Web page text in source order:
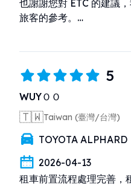
也謝謝您對 ETC 的建議
旅客的參考。
我們會持續努力提供更
5
WUYＯＯ
🇹🇼Taiwan (臺灣/台灣)
TOYOTA ALPHARD
2026-04-13
租車前置流程處理完善，